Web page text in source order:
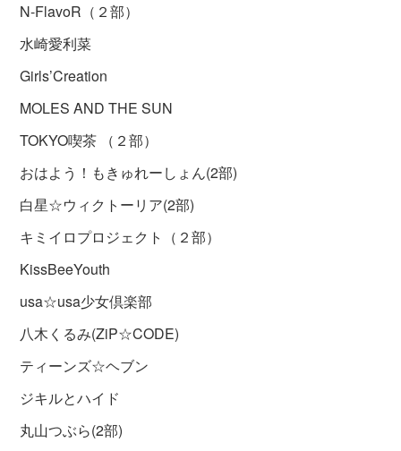
N-FlavoR（２部）
水崎愛利菜
Girls’Creation
MOLES AND THE SUN
TOKYO喫茶 （２部）
おはよう！もきゅれーしょん(2部)
白星☆ウィクトーリア(2部)
キミイロプロジェクト（２部）
KissBeeYouth
usa☆usa少女倶楽部
八木くるみ(ZiP☆CODE)
ティーンズ☆ヘブン
ジキルとハイド
丸山つぶら(2部)